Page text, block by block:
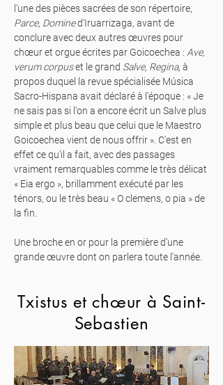
l'une des pièces sacrées de son répertoire,
Parce, Domined'Iruarrizaga, avant de
conclure avec deux autres œuvres pour
chœur et orgue écrites par Goicoechea : Ave,
verum corpuset le grand Salve, Regina, à
propos duquel la revue spécialisée Música
Sacro-Hispana avait déclaré à l'époque : « Je
ne sais pas si l'on a encore écrit un Salve plus
simple et plus beau que celui que le Maestro
Goicoechea vient de nous offrir ». C'est en
effet ce qu'il a fait, avec des passages
vraiment remarquables comme le très délicat
« Eia ergo », brillamment exécuté par les
ténors, ou le très beau « O clemens, o pia » de
la fin.
Une broche en or pour la première d'une
grande œuvre dont on parlera toute l'année.
Txistus et chœur à Saint-
Sebastien